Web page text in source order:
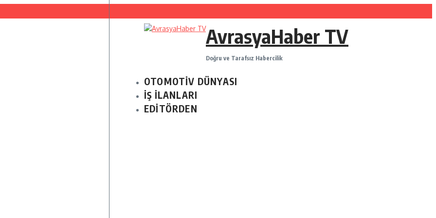
AvrasyaHaber TV
Doğru ve Tarafsız Habercilik
OTOMOTİV DÜNYASI
İŞ İLANLARI
EDİTÖRDEN